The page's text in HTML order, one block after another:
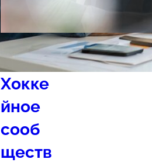
Спорт
Хокке
йное
сооб
ществ